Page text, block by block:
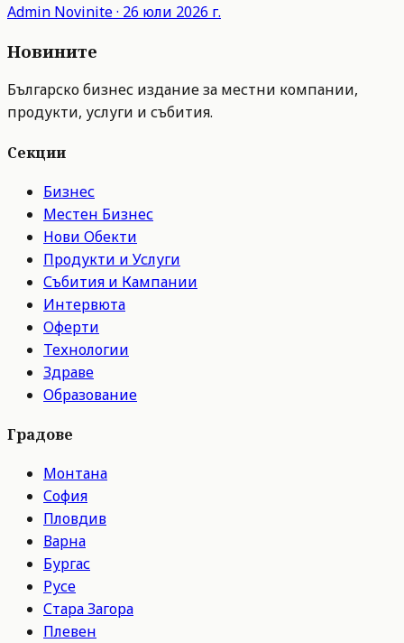
Admin Novinite· 26 юли 2026 г.
Новините
Българско бизнес издание за местни компании,
продукти, услуги и събития.
Секции
Бизнес
Местен Бизнес
Нови Обекти
Продукти и Услуги
Събития и Кампании
Интервюта
Оферти
Технологии
Здраве
Образование
Градове
Монтана
София
Пловдив
Варна
Бургас
Русе
Стара Загора
Плевен